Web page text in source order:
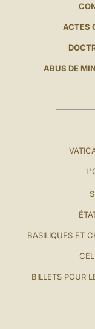
ACTES
ABUS DE
BASILIQUES ET
BILLETS POUR